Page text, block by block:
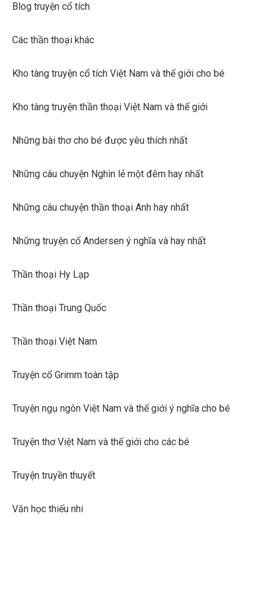
Blog truyện cổ tích
Các thần thoại khác
Kho tàng truyện cổ tích Việt Nam và thế giới cho bé
Kho tàng truyện thần thoại Việt Nam và thế giới
Những bài thơ cho bé được yêu thích nhất
Những câu chuyện Nghìn lẻ một đêm hay nhất
Những câu chuyện thần thoại Anh hay nhất
Những truyện cổ Andersen ý nghĩa và hay nhất
Thần thoại Hy Lạp
Thần thoại Trung Quốc
Thần thoại Việt Nam
Truyện cổ Grimm toàn tập
Truyện ngụ ngôn Việt Nam và thế giới ý nghĩa cho bé
Truyện thơ Việt Nam và thế giới cho các bé
Truyện truyền thuyết
Văn học thiếu nhi